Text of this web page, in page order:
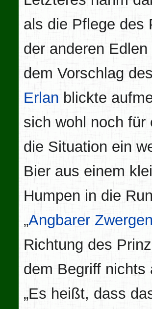
als die Pflege des
der anderen
dem Vorschlag
Erlan blickte
sich wohl noch für
die Situation ein
Bier aus einem
Humpen in die
„Angbarer
Richtung des
dem Begriff nichts
„Es heißt, dass